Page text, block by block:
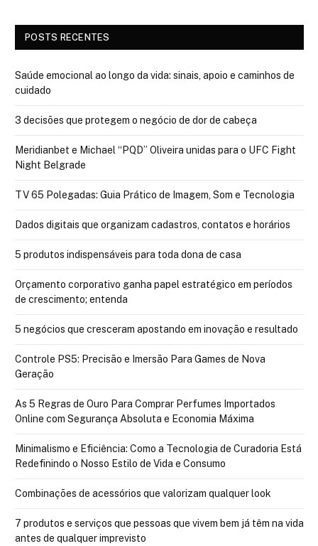
POSTS RECENTES
Saúde emocional ao longo da vida: sinais, apoio e caminhos de
cuidado
3 decisões que protegem o negócio de dor de cabeça
Meridianbet e Michael “PQD” Oliveira unidas para o UFC Fight
Night Belgrade
TV 65 Polegadas: Guia Prático de Imagem, Som e Tecnologia
Dados digitais que organizam cadastros, contatos e horários
5 produtos indispensáveis para toda dona de casa
Orçamento corporativo ganha papel estratégico em períodos
de crescimento; entenda
5 negócios que cresceram apostando em inovação e resultado
Controle PS5: Precisão e Imersão Para Games de Nova
Geração
As 5 Regras de Ouro Para Comprar Perfumes Importados
Online com Segurança Absoluta e Economia Máxima
Minimalismo e Eficiência: Como a Tecnologia de Curadoria Está
Redefinindo o Nosso Estilo de Vida e Consumo
Combinações de acessórios que valorizam qualquer look
7 produtos e serviços que pessoas que vivem bem já têm na vida
antes de qualquer imprevisto